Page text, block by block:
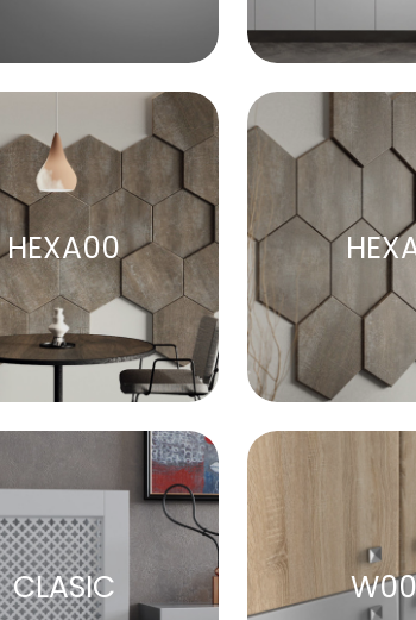
HEXA00
CLASIC